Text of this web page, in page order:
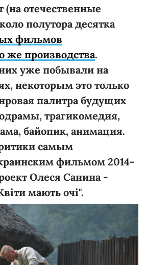
(на отечественные
полутора десятка
фильмов
же производства.
уже побывали на
некоторым это только
палитра будущих
трагикомедия,
байопик, анимация.
самым
фильмом 2014-
Олеся Санина -
мають очі".